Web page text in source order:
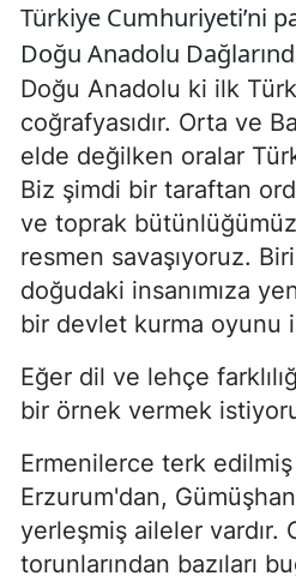
Türkiye Cumhuriyeti’ni
Doğu Anadolu
Doğu Anadolu ki ilk
coğrafyasıdır. Orta ve
elde değilken oralar
Biz şimdi bir taraftan
ve toprak
resmen savaşıyoruz.
doğudaki insanımıza
bir devlet kurma oyunu
Eğer dil ve lehçe
bir örnek vermek
Ermenilerce terk
Erzurum'dan,
yerleşmiş aileler vardır.
torunlarından bazıları